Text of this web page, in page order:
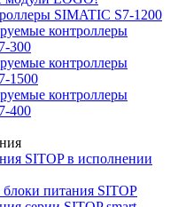
SIMATIC S7-1200
контроллеры
300
контроллеры
1500
контроллеры
400
SITOP в исполнении
питания SITOP